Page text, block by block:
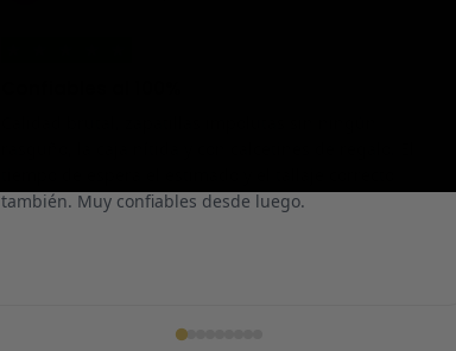
también. Muy confiables desde luego.